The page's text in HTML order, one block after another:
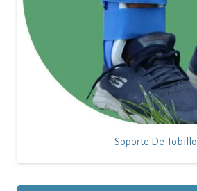
Soporte De Tobillo